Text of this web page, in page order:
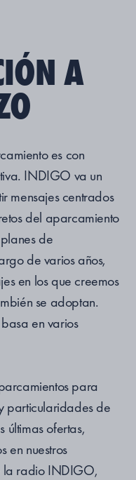
A
es con
INDIGO va un
mensajes centrados
del aparcamiento
de
de varios años,
en los que creemos
se adoptan.
en varios
para
particularidades de
últimas ofertas,
en nuestros
la radio INDIGO,